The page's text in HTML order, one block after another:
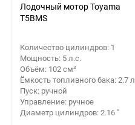
Лодочный мотор Toyama
T5BMS
Количество цилиндров: 1
Мощность: 5 л.с.
Объём: 102 см³
Ёмкость топливного бака: 2.7 л
Пуск: ручной
Управление: ручное
Диаметр цилиндров: 2.16 "